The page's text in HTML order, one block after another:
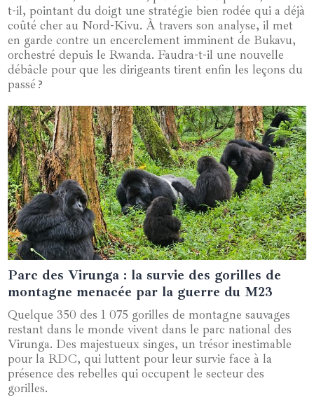
t-il, pointant du doigt une stratégie bien rodée qui a déjà
coûté cher au Nord-Kivu. À travers son analyse, il met
en garde contre un encerclement imminent de Bukavu,
orchestré depuis le Rwanda. Faudra-t-il une nouvelle
débâcle pour que les dirigeants tirent enfin les leçons du
passé ?
21 juillet 2024
Parc des Virunga : la survie des gorilles de
montagne menacée par la guerre du M23
Quelque 350 des 1 075 gorilles de montagne sauvages
restant dans le monde vivent dans le parc national des
Virunga. Des majestueux singes, un trésor inestimable
pour la RDC, qui luttent pour leur survie face à la
présence des rebelles qui occupent le secteur des
gorilles.